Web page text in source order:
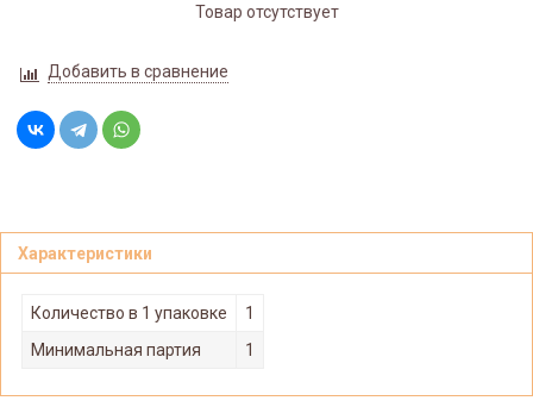
Товар отсутствует
Добавить в сравнение
Характеристики
Количество в 1 упаковке
1
Минимальная партия
1